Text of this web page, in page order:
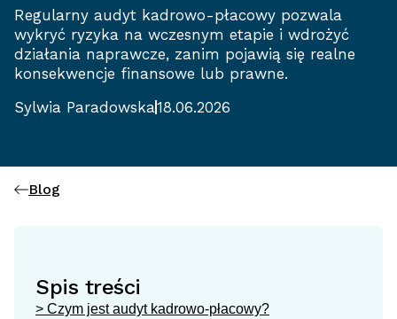
Regularny audyt kadrowo-płacowy pozwala
wykryć ryzyka na wczesnym etapie i wdrożyć
działania naprawcze, zanim pojawią się realne
konsekwencje finansowe lub prawne.
Sylwia Paradowska18.06.2026
Blog
Spis treści
> Czym jest audyt kadrowo-płacowy?